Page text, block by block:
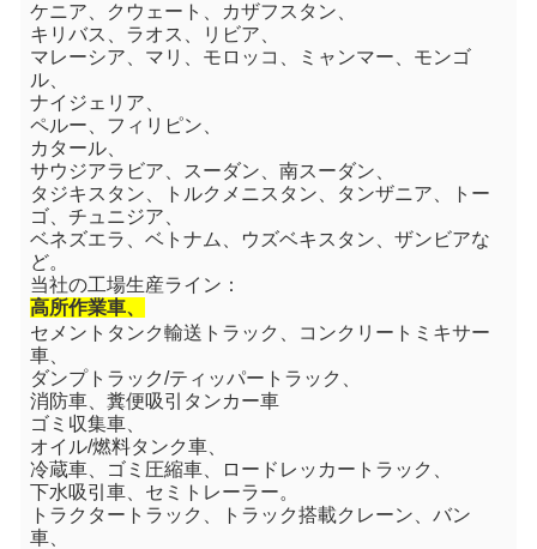
ケニア、クウェート、カザフスタン、
キリバス
ラオス、リビア、
マレーシア、マリ、モロッコ、ミャンマー、モンゴ
ル、
ナイジェリア、
ペルー、フィリピン、
カタール、
サウジアラビア、スーダン、南スーダン、
タジキスタン、トルクメニスタン、タンザニア、トー
ゴ、チュニジア、
ベネズエラ、ベトナム、ウズベキスタン、ザンビアな
ど。
当社の工場生産ライン：
高所作業車、
セメントタンク輸送トラック、コンクリートミキサー
車、
ダンプトラック/ティッパートラック、
消防車、糞便吸引タンカー車
ゴミ収集車、
オイル/燃料タンク車、
冷蔵車、ゴミ圧縮車、ロードレッカートラック、
下水吸引車、セミトレーラー。
トラクタートラック、トラック搭載クレーン、バン
車、